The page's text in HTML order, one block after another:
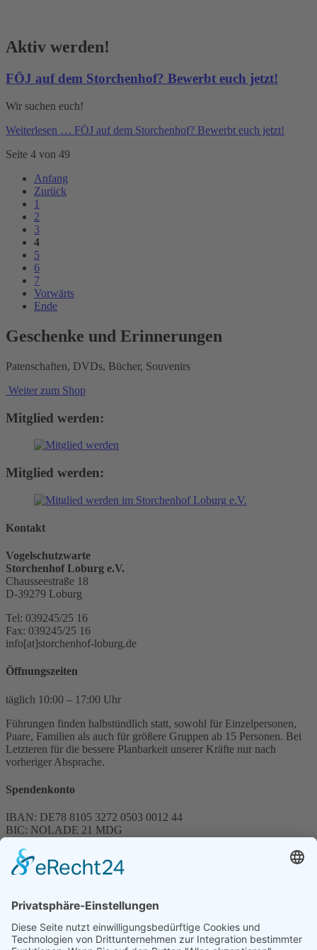
Aktiv werden!
FÖJ auf dem Storchenhof? Bewerbt euch jetzt!
Wir suchen euch!
Weiterlesen … FÖJ auf dem Storchenhof? Bewerbt euch jetzt!
Seite 4 von 49
Anfang
Zurück
1
2
3
4
5
6
7
Vorwärts
Ende
Geschenke und Erinnerungen
Patenschaften, DVDs, Bücher, Souvenirs
Weiter zum Shop
Mitglied werden:
Mitglied werden:
Kontakt
Vogelschutzwarte
Storchenhof Loburg e.V.
Chausseestraße 18
D-39279 Loburg
Tel: 039245/25 16
Fax: 039245/25 16
info[at]storchenhof-loburg.de
Öffnungszeiten
täglich 10:00 – 17:00 Uhr
Führungen finden halbstündlich statt, sowohl für Einzelpersonen,
Paare, Familien als auch für größere Gruppen ab 15 Personen. Bei
Letzteren für die bessere Planbarkeit unserer Kräfte nur nach
vorheriger Absprache.
Spendenkonto
IBAN: DE78 8105 3272 0503 0012 44
BIC: NOLADE 21 MDG
Spenden können steuerlich abgesetzt werden
Förderung